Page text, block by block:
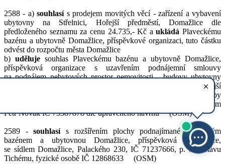
2588 - a)souhlasí s prodejem movitých věcí - zařízení a vybavení
ubytovny na Střelnici, Hořejší předměstí, Domažlice dle
předloženého seznamu za cenu 24.735,- Kč aukládá Plaveckému
bazénu a ubytovně Domažlice, příspěvkové organizaci, tuto částku
odvést do rozpočtu města Domažlice
b) uděluje souhlas Plaveckému bazénu a ubytovně Domažlice,
příspěvková organizace s uzavřením podnájemní smlouvy
na podnájem nebytových prostor nemovitosti - budovy ubytovny
bez č.p./č.e. objektu občanské vybavenosti na stpč. 3280, Hořejší
předměstí, Domažlice za účelem provozování ubytovací služby
s Petrem Novákem, fyzickou osobou podnikající pod označením
Petr Novák IČ 73387878 dle upraveného návrhu (OSM)
2589 -souhlasís rozšířením plochy podnajímané Plaveckým
bazénem a ubytovnou Domažlice, příspěvková organizace,
se sídlem Domažlice, Palackého 230, IČ 71237666, p. Miroslavu
Tichému, fyzické osobě IČ 12868633 (OSM)